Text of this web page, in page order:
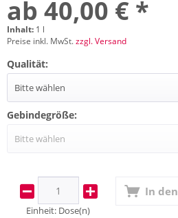
ab 40,00 € *
Inhalt: 1 l
Preise inkl. MwSt.zzgl. Versand
Qualität:
Gebindegröße:
Einheit: Dose(n)
In den